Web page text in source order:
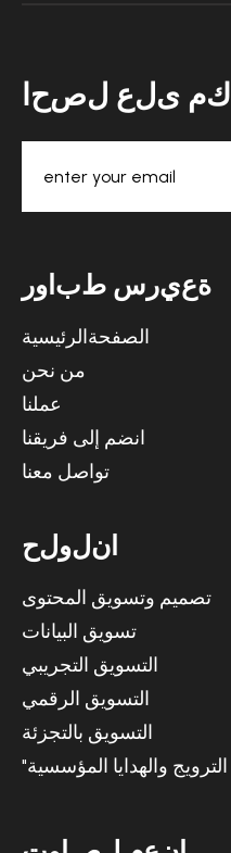
حصل على مك
رو بط س ريعة
الصفحةالرئيسية
من نحن
عملنا
انضم إلى فريقنا
تواصل معنا
حلولن
تصميم وتسويق المحتوى
تسويق البيانات
التسويق التجريبي
التسويق الرقمي
التسويق بالتجزئة